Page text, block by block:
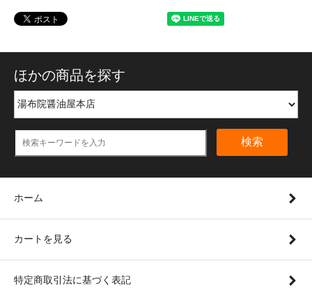
ほかの商品を探す
検索
ホーム
カートを見る
特定商取引法に基づく表記